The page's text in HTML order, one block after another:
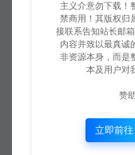
爱游网单
主义介意勿下载！
禁商用！其版权归
接联系告知站长邮
内容并致以最真诚
非资源本身，而是
本及用户对
赞
立即前往